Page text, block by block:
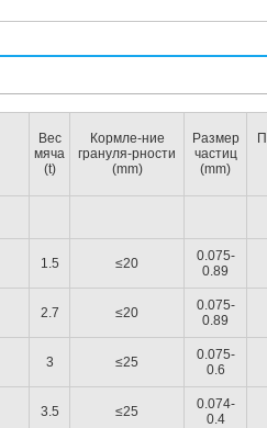
Вес
мяча
(t)
Кормле-ние
грануля-рности
(mm)
Размер
частиц
(mm)
1.5 ≤20
0.075-
0.89
2.7 ≤20
0.075-
0.89
3 ≤25
0.075-
0.6
3.5 ≤25
0.074-
0.4